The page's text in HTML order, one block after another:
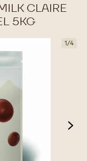
CLAIRE
5KG
1/4